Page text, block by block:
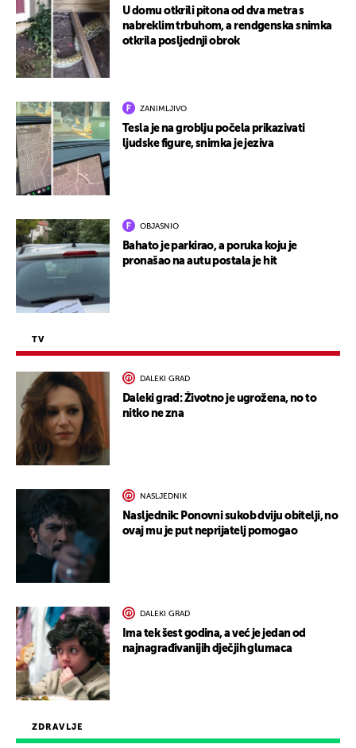
ZDRAVLJE
U domu otkrili pitona od dva metra s
nabreklim trbuhom, a rendgenska snimka
otkrila posljednji obrok
ZANIMLJIVO
Tesla je na groblju počela prikazivati
ljudske figure, snimka je jeziva
OBJASNIO
Bahato je parkirao, a poruka koju je
pronašao na autu postala je hit
TV
DALEKI GRAD
Daleki grad: Životno je ugrožena, no to
nitko ne zna
NASLJEDNIK
Nasljednik: Ponovni sukob dviju obitelji, no
ovaj mu je put neprijatelj pomogao
DALEKI GRAD
Ima tek šest godina, a već je jedan od
najnagrađivanijih dječjih glumaca